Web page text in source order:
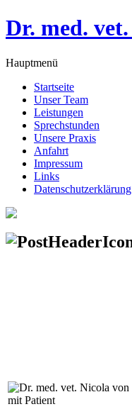
Dr. med.
Hauptmenü
Startseite
Unser Team
Leistungen
Sprechstunden
Unsere Praxis
Anfahrt
Impressum
Links
Datenschutzerklärung